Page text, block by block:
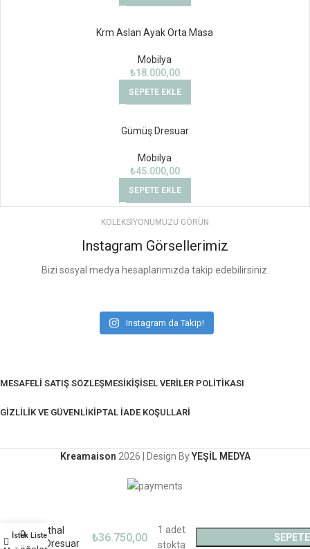
Krm Aslan Ayak Orta Masa
Mobilya
₺18.000,00
SEPETE EKLE
Gümüş Dresuar
Mobilya
₺45.000,00
SEPETE EKLE
KOLEKSİYONUMUZU GÖRÜN
Instagram Görsellerimiz
Bizi sosyal medya hesaplarımızda takip edebilirsiniz.
Instagram da Takip!
MESAFELI SATIŞ SÖZLEŞMESIKIŞISEL VERILER POLITIKASI
GIZLILIK VE GÜVENLIKİPTAL İADE KOŞULLARI
Kreamaison 2026 | Design ByYEŞİL MEDYA
İthal
Dresuar
₺36.750,00
1 adet
stokta
İstek Listesi
0
Benim hesabım